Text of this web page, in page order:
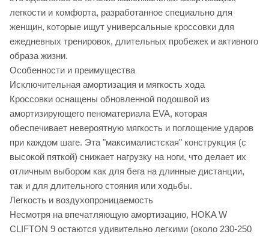
легкости и комфорта, разработанное специально для
женщин, которые ищут универсальные кроссовки для
ежедневных тренировок, длительных пробежек и активного
образа жизни.
Особенности и преимущества
Исключительная амортизация и мягкость хода
Кроссовки оснащены обновленной подошвой из
амортизирующего пеноматериала EVA, которая
обеспечивает невероятную мягкость и поглощение ударов
при каждом шаге. Эта "максималистская" конструкция (с
высокой пяткой) снижает нагрузку на ноги, что делает их
отличным выбором как для бега на длинные дистанции,
так и для длительного стояния или ходьбы.
Легкость и воздухопроницаемость
Несмотря на впечатляющую амортизацию, HOKA W
CLIFTON 9 остаются удивительно легкими (около 230-250